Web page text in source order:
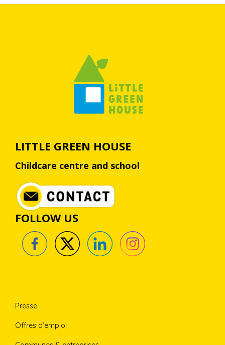
LITTLE GREEN HOUSE
Childcare centre and school
FOLLOW US
Presse
Offres d’emploi